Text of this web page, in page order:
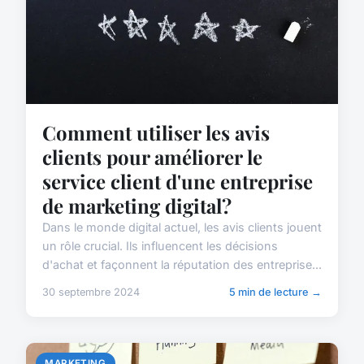
Comment utiliser les avis
clients pour améliorer le
service client d'une entreprise
de marketing digital?
Dans le monde digital actuel, les avis clients jouent
un rôle crucial. Ils influencent les décisions
d'achat et façonnent la réputation des entreprise...
30 septembre 2024 5 min de lecture →